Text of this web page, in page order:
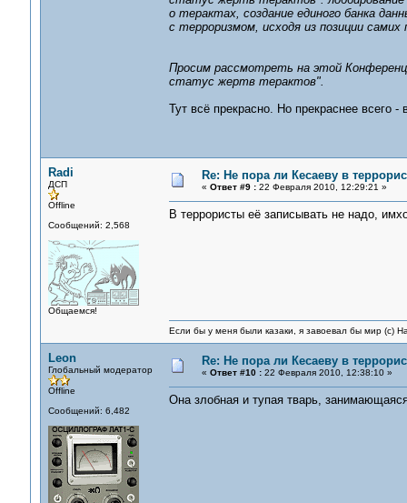
о терактах, создание единого банка
с терроризмом, исходя из позиции
Просим рассмотреть на этой
статус жертв терактов".
Тут всё прекрасно. Но прекраснее всего
Radi
ДСП
Offline
Сообщений: 2,568
Общаемся!
Re: Не пора ли Кесаеву в
« Ответ #9 :22 Февраля 2010, 12:29:21 »
В террористы её записывать не надо,
Если бы у меня были казаки, я завоевал бы мир (с)
Leon
Глобальный модератор
Offline
Сообщений: 6,482
Re: Не пора ли Кесаеву в
« Ответ #10 :22 Февраля 2010, 12:38:10 »
Она злобная и тупая тварь,